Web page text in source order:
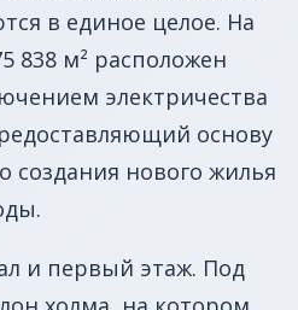
в единое целое. На
838 м² расположен
электричества
основу
создания нового жилья
и первый этаж. Под